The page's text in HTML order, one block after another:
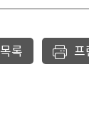
목록 프